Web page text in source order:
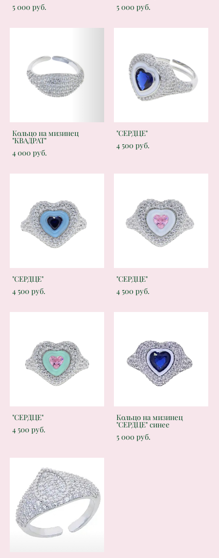
5 000 pуб.
5 000 pуб.
Кольцо на мизинец
"КВАДРАТ"
4 000 pуб.
"СЕРДЦЕ"
4 500 pуб.
"СЕРДЦЕ"
4 500 pуб.
"СЕРДЦЕ"
4 500 pуб.
"СЕРДЦЕ"
4 500 pуб.
Кольцо на мизинец
"СЕРДЦЕ" синее
5 000 pуб.